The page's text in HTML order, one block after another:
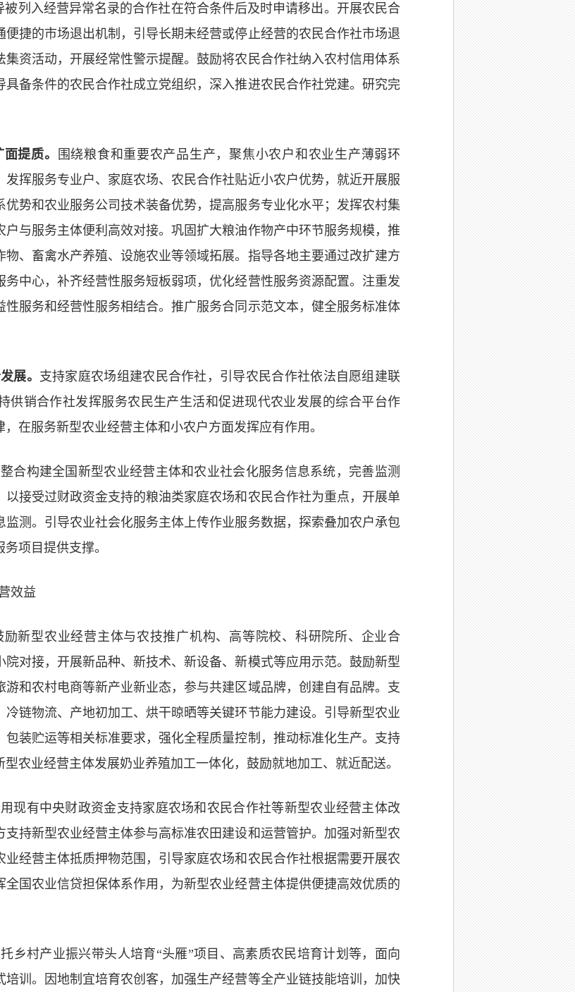
被列入经营异常名录的合作社在符合条件后及时申请移出。开展农民合
捷的市场退出机制，引导长期未经营或停止经营的农民合作社市场退
资活动，开展经常性警示提醒。鼓励将农民合作社纳入农村信用体系
备条件的农民合作社成立党组织，深入推进农民合作社党建。研究完
提质。
围绕粮食和重要农产品生产，聚焦小农户和农业生产薄弱环
挥服务专业户、家庭农场、农民合作社贴近小农户优势，就近开展服
势和农业服务公司技术装备优势，提高服务专业化水平；发挥农村集
与服务主体便利高效对接。巩固扩大粮油作物产中环节服务规模，推
、畜禽水产养殖、设施农业等领域拓展。指导各地主要通过改扩建方
中心，补齐经营性服务短板弱项，优化经营性服务资源配置。注重发
服务和经营性服务相结合。推广服务合同示范文本，健全服务标准体
展。 支持家庭农场组建农民合作社，引导农民合作社依法自愿组建联
供销合作社发挥服务农民生产生活和促进现代农业发展的综合平台作
在服务新型农业经营主体和小农户方面发挥应有作用。
整合构建全国新型农业经营主体和农业社会化服务信息系统，完善监测
接受过财政资金支持的粮油类家庭农场和农民合作社为重点，开展单
测。引导农业社会化服务主体上传作业服务数据，探索叠加农户承包
项目提供支撑。
效益
励新型农业经营主体与农技推广机构、高等院校、科研院所、企业合
对接，开展新品种、新技术、新设备、新模式等应用示范。鼓励新型
和农村电商等新产业新业态，参与共建区域品牌，创建自有品牌。支
链物流、产地初加工、烘干晾晒等关键环节能力建设。引导新型农业
包装贮运等相关标准要求，强化全程质量控制，推动标准化生产。支持
农业经营主体发展奶业养殖加工一体化，鼓励就地加工、就近配送。
现有中央财政资金支持家庭农场和农民合作社等新型农业经营主体改
持新型农业经营主体参与高标准农田建设和运营管护。加强对新型农
经营主体抵质押物范围，引导家庭农场和农民合作社根据需要开展农
国农业信贷担保体系作用，为新型农业经营主体提供便捷高效优质的
乡村产业振兴带头人培育“头雁”项目、高素质农民培育计划等，面向
训。因地制宜培育农创客， 加强生产经营等全产业链技能培训， 加快